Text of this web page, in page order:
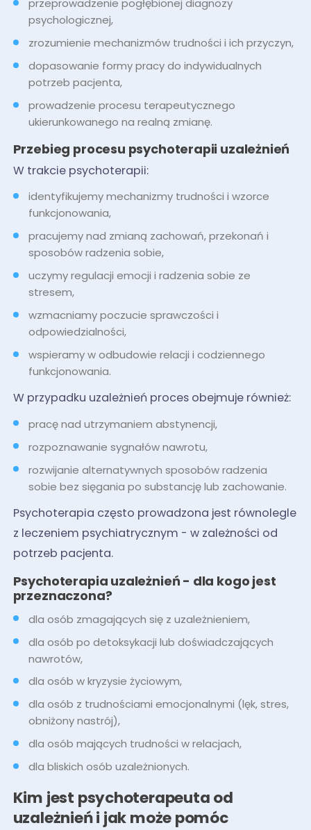
przeprowadzenie pogłębionej diagnozy
psychologicznej,
zrozumienie mechanizmów trudności i ich przyczyn,
dopasowanie formy pracy do indywidualnych
potrzeb pacjenta,
prowadzenie procesu terapeutycznego
ukierunkowanego na realną zmianę.
Przebieg procesu psychoterapii uzależnień
W trakcie psychoterapii:
identyfikujemy mechanizmy trudności i wzorce
funkcjonowania,
pracujemy nad zmianą zachowań, przekonań i
sposobów radzenia sobie,
uczymy regulacji emocji i radzenia sobie ze
stresem,
wzmacniamy poczucie sprawczości i
odpowiedzialności,
wspieramy w odbudowie relacji i codziennego
funkcjonowania.
W przypadku uzależnień proces obejmuje również:
pracę nad utrzymaniem abstynencji,
rozpoznawanie sygnałów nawrotu,
rozwijanie alternatywnych sposobów radzenia
sobie bez sięgania po substancję lub zachowanie.
Psychoterapia często prowadzona jest równolegle
z leczeniem psychiatrycznym - w zależności od
potrzeb pacjenta.
Psychoterapia uzależnień - dla kogo jest
przeznaczona?
dla osób zmagających się z uzależnieniem,
dla osób po detoksykacji lub doświadczających
nawrotów,
dla osób w kryzysie życiowym,
dla osób z trudnościami emocjonalnymi (lęk, stres,
obniżony nastrój),
dla osób mających trudności w relacjach,
dla bliskich osób uzależnionych.
Kim jest psychoterapeuta od
uzależnień i jak może pomóc